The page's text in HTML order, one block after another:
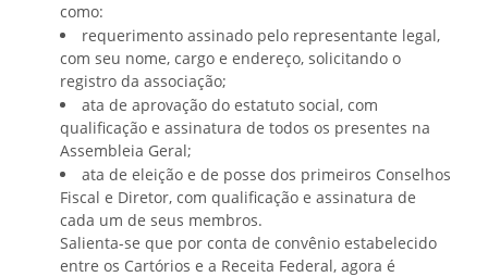
Parágrafo Único.
Compete ao 2º Secretário(a), substituir
o(a)1º Secretário(a), em suas faltas e
impedimentos, assumindo o cargo em
caso de vacância.
Artigo 17º.
As c
como:
requerimento assinado pelo representante legal,
com seu nome, cargo e endereço, solicitando o
registro da associação;
ata de aprovação do estatuto social, com
qualificação e assinatura de todos os presentes na
Assembleia Geral;
ata de eleição e de posse dos primeiros Conselhos
Fiscal e Diretor, com qualificação e assinatura de
cada um de seus membros.
Salienta-se que por conta de convênio estabelecido
entre os Cartórios e a Receita Federal, agora é